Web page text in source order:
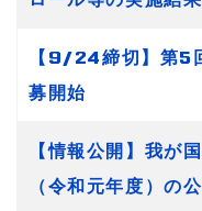
【9/24締切】第5
募開始
【情報公開】我が
（令和元年度）の